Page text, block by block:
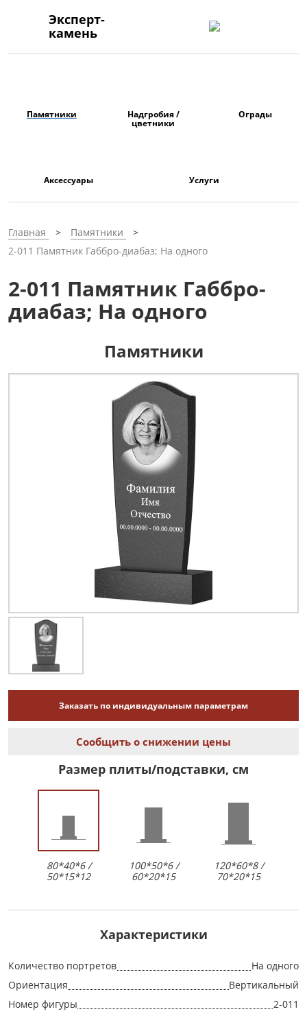
Эксперт-
камень
Памятники Надгробия /
цветники
Ограды
Аксессуары Услуги
Главная
Памятники
2-011 Памятник Габбро-диабаз; На одного
2-011 Памятник Габбро-
диабаз; На одного
Памятники
Заказать по индивидуальным параметрам
Сообщить о снижении цены
Размер плиты/подставки, см
80*40*6 /
50*15*12
100*50*6 /
60*20*15
120*60*8 /
70*20*15
Характеристики
Количество портретов
На одного
Ориентация
Вертикальный
Номер фигуры
2-011